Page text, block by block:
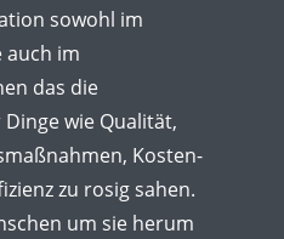
sowohl im
im
das die
wie Qualität,
Kosten-
zu rosig sahen.
um sie herum